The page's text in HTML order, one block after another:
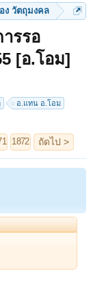
ง วัตถุมงคล
รรอ
[อ.โอม]
อ.แทน อ.โอม